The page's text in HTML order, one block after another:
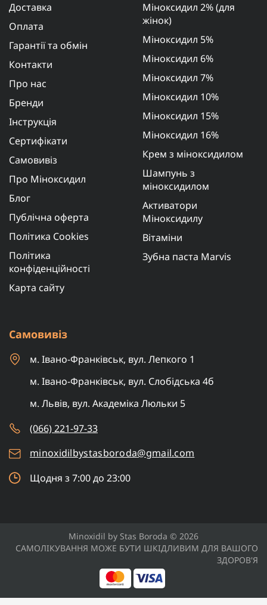
Доставка
Оплата
Гарантії та обмін
Контакти
Про нас
Бренди
Інструкція
Сертифікати
Самовивіз
Про Міноксидил
Блог
Публічна оферта
Політика Cookies
Політика
конфіденційності
Карта сайту
Міноксидил 2% (для
жінок)
Міноксидил 5%
Міноксидил 6%
Міноксидил 7%
Міноксидил 10%
Міноксидил 15%
Міноксидил 16%
Крем з міноксидилом
Шампунь з
міноксидилом
Активатори
Міноксидилу
Вітаміни
Зубна паста Marvis
Самовивіз
м. Івано-Франківськ, вул. Лепкого 1
м. Івано-Франківськ, вул. Слобідська 4б
м. Львів, вул. Академіка Люльки 5
(066) 221-97-33
minoxidilbystasboroda@gmail.com
Щодня з 7:00 до 23:00
Minoxidil by Stas Boroda © 2026
САМОЛІКУВАННЯ МОЖЕ БУТИ ШКІДЛИВИМ ДЛЯ ВАШОГО
ЗДОРОВ'Я